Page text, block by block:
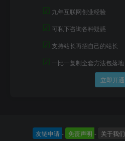
☑ 九年互联网创业经验
☑ 可私下咨询各种疑惑
☑ 支持站长再招自己的站长
☑ 一比一复制全套方法包落地
立即开通
友链申请 - 免责声明 - 关于我们